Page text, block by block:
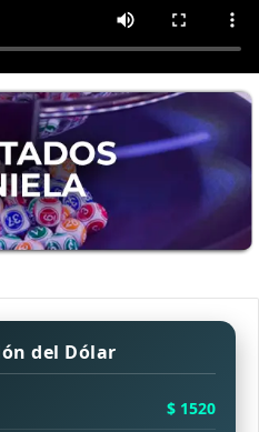
del Dólar
$ 1520